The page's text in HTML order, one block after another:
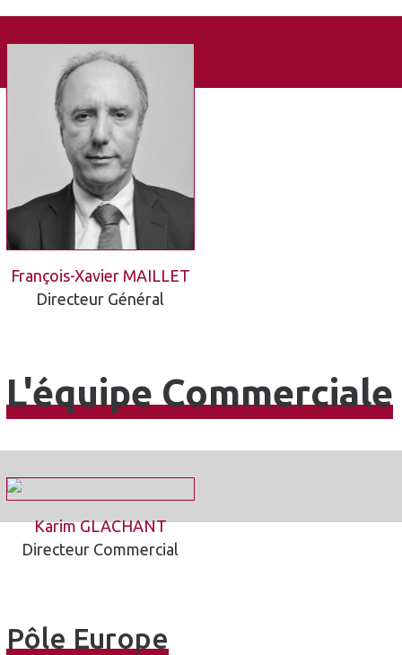
François-Xavier MAILLET
Directeur Général
L'équipe Commerciale
Karim GLACHANT
Directeur Commercial
Pôle Europe